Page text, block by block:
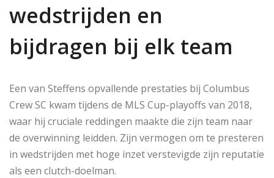
wedstrijden en
bijdragen bij elk team
Een van Steffens opvallende prestaties bij Columbus
Crew SC kwam tijdens de MLS Cup-playoffs van 2018,
waar hij cruciale reddingen maakte die zijn team naar
de overwinning leidden. Zijn vermogen om te presteren
in wedstrijden met hoge inzet verstevigde zijn reputatie
als een clutch-doelman.